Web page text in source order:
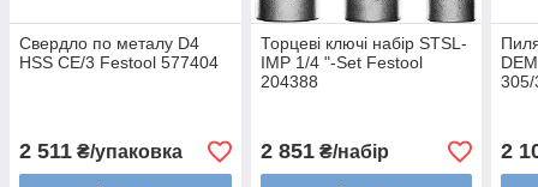
Свердло по металу D4
HSS CE/3 Festool 577404
2 511 ₴/упаковка
Торцеві ключі набір STSL-
IMP 1/4 "-Set Festool
204388
2 851₴/набір 2